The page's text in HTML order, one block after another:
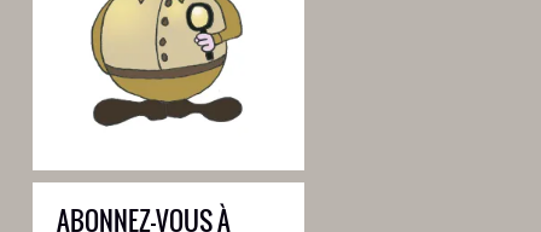
ABONNEZ-VOUS À